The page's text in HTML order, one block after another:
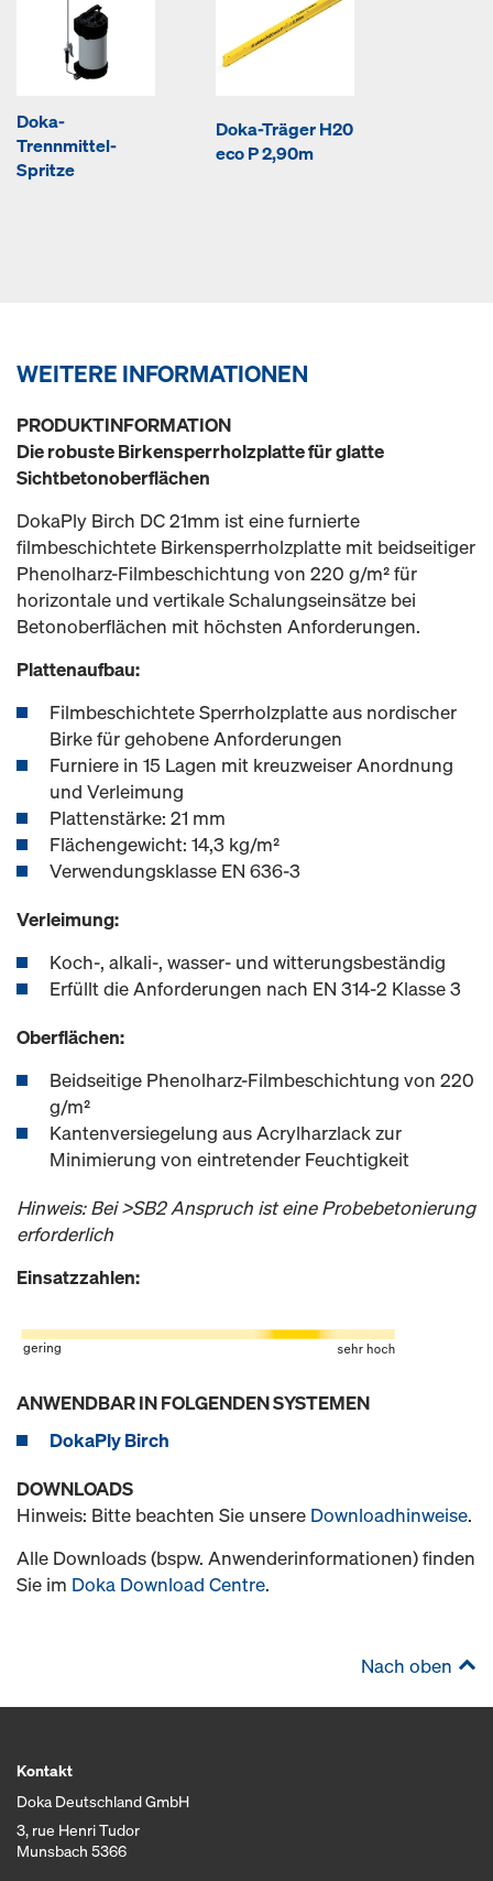
Doka-
Trennmittel-
Spritze
Doka-Träger H20
eco P 2,90m
WEITERE INFORMATIONEN
PRODUKTINFORMATION
Die robuste Birkensperrholzplatte für glatte
Sichtbetonoberflächen
DokaPly Birch DC 21mm ist eine furnierte
filmbeschichtete Birkensperrholzplatte mit beidseitiger
Phenolharz-Filmbeschichtung von 220 g/m² für
horizontale und vertikale Schalungseinsätze bei
Betonoberflächen mit höchsten Anforderungen.
Plattenaufbau:
Filmbeschichtete Sperrholzplatte aus nordischer
Birke für gehobene Anforderungen
Furniere in 15 Lagen mit kreuzweiser Anordnung
und Verleimung
Plattenstärke: 21 mm
Flächengewicht: 14,3 kg/m²
Verwendungsklasse EN 636-3
Verleimung:
Koch-, alkali-, wasser- und witterungsbeständig
Erfüllt die Anforderungen nach EN 314-2 Klasse 3
Oberflächen:
Beidseitige Phenolharz-Filmbeschichtung von 220
g/m²
Kantenversiegelung aus Acrylharzlack zur
Minimierung von eintretender Feuchtigkeit
Hinweis: Bei >SB2 Anspruch ist eine Probebetonierung
erforderlich
Einsatzzahlen:
ANWENDBAR IN FOLGENDEN SYSTEMEN
DokaPly Birch
DOWNLOADS
Hinweis: Bitte beachten Sie unsere Downloadhinweise.
Alle Downloads (bspw. Anwenderinformationen) finden
Sie im Doka Download Centre.
Nach oben
Kontakt
Doka Deutschland GmbH
3, rue Henri Tudor
Munsbach 5366